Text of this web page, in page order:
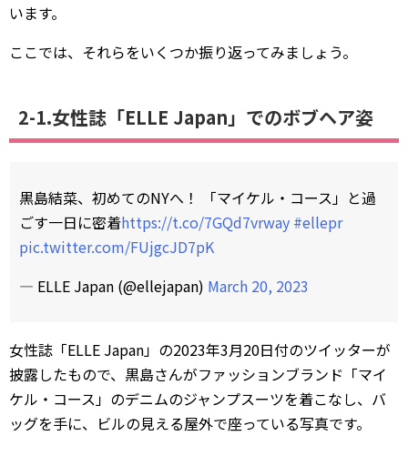
います。
ここでは、それらをいくつか振り返ってみましょう。
2-1.女性誌「ELLE Japan」でのボブヘア姿
黒島結菜、初めてのNYへ！ 「マイケル・コース」と過
ごす一日に密着https://t.co/7GQd7vrway #ellepr
pic.twitter.com/FUjgcJD7pK
— ELLE Japan (@ellejapan) March 20, 2023
女性誌「ELLE Japan」の2023年3月20日付のツイッターが
披露したもので、黒島さんがファッションブランド「マイ
ケル・コース」のデニムのジャンプスーツを着こなし、バ
ッグを手に、ビルの見える屋外で座っている写真です。